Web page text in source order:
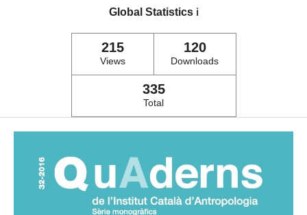
Global Statistics ℹ️
215
Views
120
Downloads
335
Total